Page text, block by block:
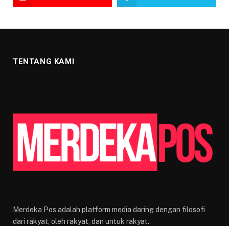
TENTANG KAMI
Merdeka Pos adalah platform media daring dengan filosofi
dari rakyat, oleh rakyat, dan untuk rakyat.